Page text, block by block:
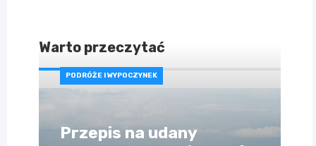
Warto przeczytać
PODRÓŻE I WYPOCZYNEK
Przepis na udany